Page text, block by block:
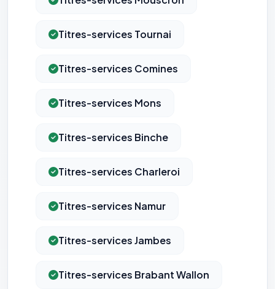
Titres-services Tournai
Titres-services Comines
Titres-services Mons
Titres-services Binche
Titres-services Charleroi
Titres-services Namur
Titres-services Jambes
Titres-services Brabant Wallon